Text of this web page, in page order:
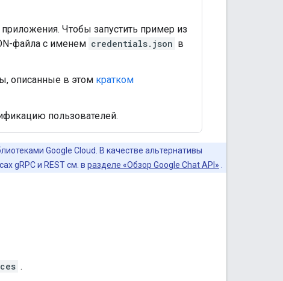
приложения. Чтобы запустить пример из
файла с именем credentials.json в
описанные в этом кратком
пользователей.
Google Cloud. В качестве альтернативы
gRPC и REST см. в разделе «Обзор Google Chat API»
.